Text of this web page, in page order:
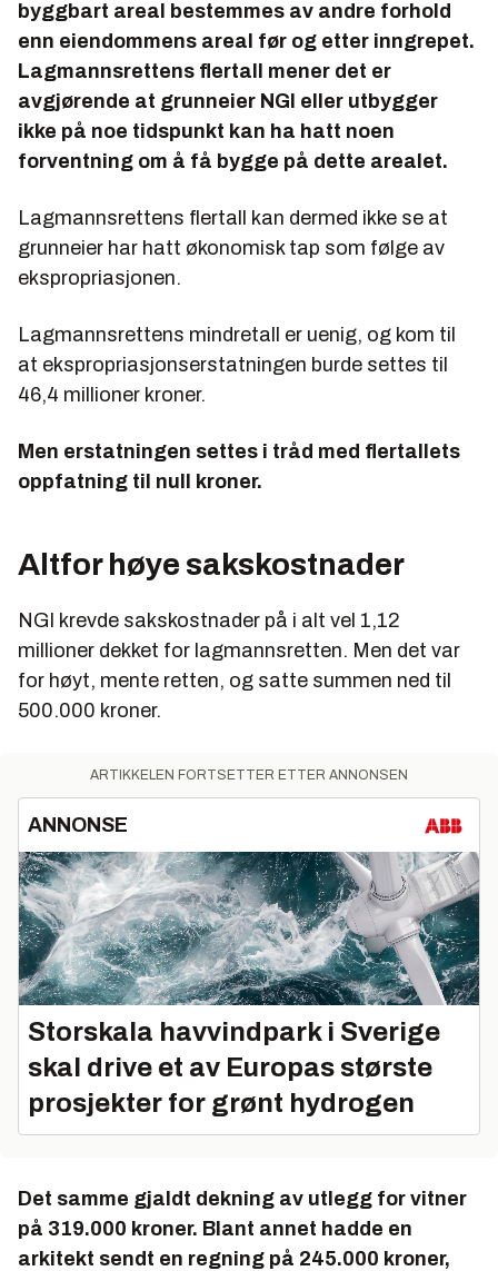
byggbart areal bestemmes av andre forhold
enn eiendommens areal før og etter inngrepet.
Lagmannsrettens flertall mener det er
avgjørende at grunneier NGI eller utbygger
ikke på noe tidspunkt kan ha hatt noen
forventning om å få bygge på dette arealet.
Lagmannsrettens flertall kan dermed ikke se at
grunneier har hatt økonomisk tap som følge av
ekspropriasjonen.
Lagmannsrettens mindretall er uenig, og kom til
at ekspropriasjonserstatningen burde settes til
46,4 millioner kroner.
Men erstatningen settes i tråd med flertallets
oppfatning til null kroner.
Altfor høye sakskostnader
NGI krevde sakskostnader på i alt vel 1,12
millioner dekket for lagmannsretten. Men det var
for høyt, mente retten, og satte summen ned til
500.000 kroner.
ARTIKKELEN FORTSETTER ETTER ANNONSEN
ANNONSE
Storskala havvindpark i Sverige
skal drive et av Europas største
prosjekter for grønt hydrogen
Det samme gjaldt dekning av utlegg for vitner
på 319.000 kroner. Blant annet hadde en
arkitekt sendt en regning på 245.000 kroner,